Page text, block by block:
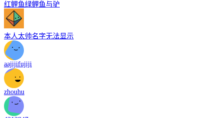
红鲤鱼绿鲤鱼与驴
本人太帅名字无法显示
aajijifujiji
zhouhu